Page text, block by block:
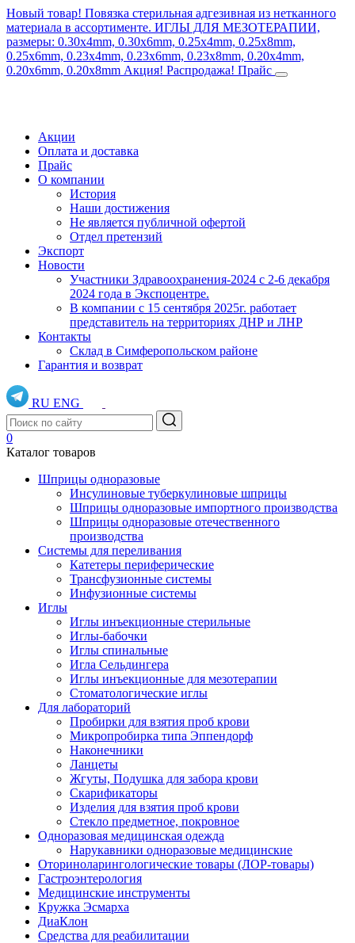
Новый товар! Повязка стерильная адгезивная из нетканного
материала в ассортименте. ИГЛЫ ДЛЯ МЕЗОТЕРАПИИ,
размеры: 0.30x4mm, 0.30x6mm, 0.25x4mm, 0.25x8mm,
0.25x6mm, 0.23x4mm, 0.23x6mm, 0.23x8mm, 0.20x4mm,
0.20x6mm, 0.20x8mm Акция! Распродажа! Прайс
Акции
Оплата и доставка
Прайс
О компании
История
Наши достижения
Не является публичной офертой
Отдел претензий
Экспорт
Новости
Участники Здравоохранения-2024 с 2-6 декабря
2024 года в Экспоцентре.
В компании с 15 сентября 2025г. работает
представитель на территориях ДНР и ЛНР
Контакты
Склад в Симферопольском районе
Гарантия и возврат
RU ENG
0
Каталог товаров
Шприцы одноразовые
Инсулиновые туберкулиновые шприцы
Шприцы одноразовые импортного производства
Шприцы одноразовые отечественного
производства
Системы для переливания
Катетеры периферические
Трансфузионные системы
Инфузионные системы
Иглы
Иглы инъекционные стерильные
Иглы-бабочки
Иглы спинальные
Игла Сельдингера
Иглы инъекционные для мезотерапии
Стоматологические иглы
Для лабораторий
Пробирки для взятия проб крови
Микропробирка типа Эппендорф
Наконечники
Ланцеты
Жгуты, Подушка для забора крови
Скарификаторы
Изделия для взятия проб крови
Стекло предметное, покровное
Одноразовая медицинская одежда
Нарукавники одноразовые медицинские
Оториноларингологические товары (ЛОР-товары)
Гастроэнтерология
Медицинские инструменты
Кружка Эсмарха
ДиаКлон
Средства для реабилитации